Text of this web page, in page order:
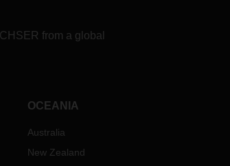
from a global
OCEANIA
Australia
New Zealand